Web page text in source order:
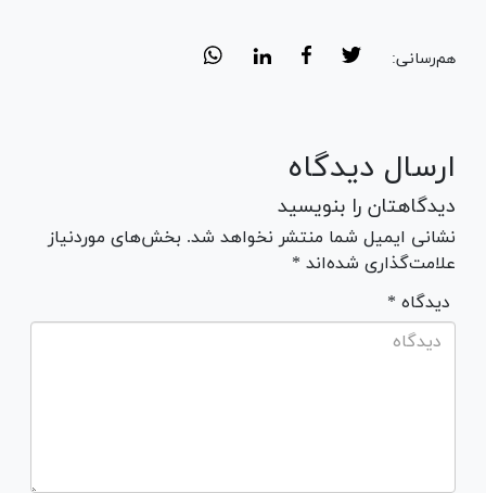
هم‌رسانی:
ارسال دیدگاه
دیدگاهتان را بنویسید
نشانی ایمیل شما منتشر نخواهد شد. بخش‌های موردنیاز
علامت‌گذاری شده‌اند *
* دیدگاه